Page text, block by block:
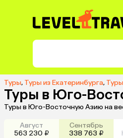
Туры, Туры из Екатеринбурга,
Туры в Юго-
Туры в Юго-Восточную Азию на
Август
563 230 ₽
Сентябрь
338 763 ₽